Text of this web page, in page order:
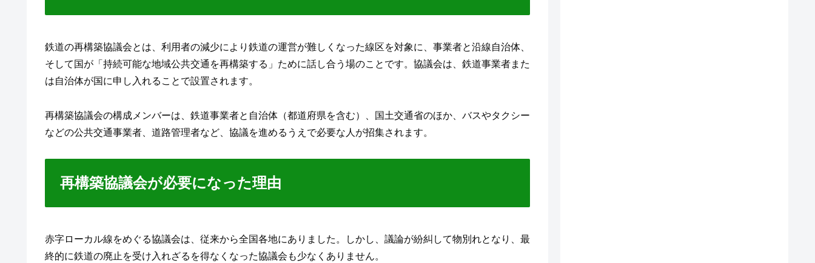
鉄道の再構築協議会とは、利用者の減少により鉄道の運営が難しくなった線区を対象に、事業者と沿線自治体、
そして国が「持続可能な地域公共交通を再構築する」ために話し合う場のことです。協議会は、鉄道事業者また
は自治体が国に申し入れることで設置されます。
再構築協議会の構成メンバーは、鉄道事業者と自治体（都道府県を含む）、国土交通省のほか、バスやタクシー
などの公共交通事業者、道路管理者など、協議を進めるうえで必要な人が招集されます。
再構築協議会が必要になった理由
赤字ローカル線をめぐる協議会は、従来から全国各地にありました。しかし、議論が紛糾して物別れとなり、最
終的に鉄道の廃止を受け入れざるを得なくなった協議会も少なくありません。